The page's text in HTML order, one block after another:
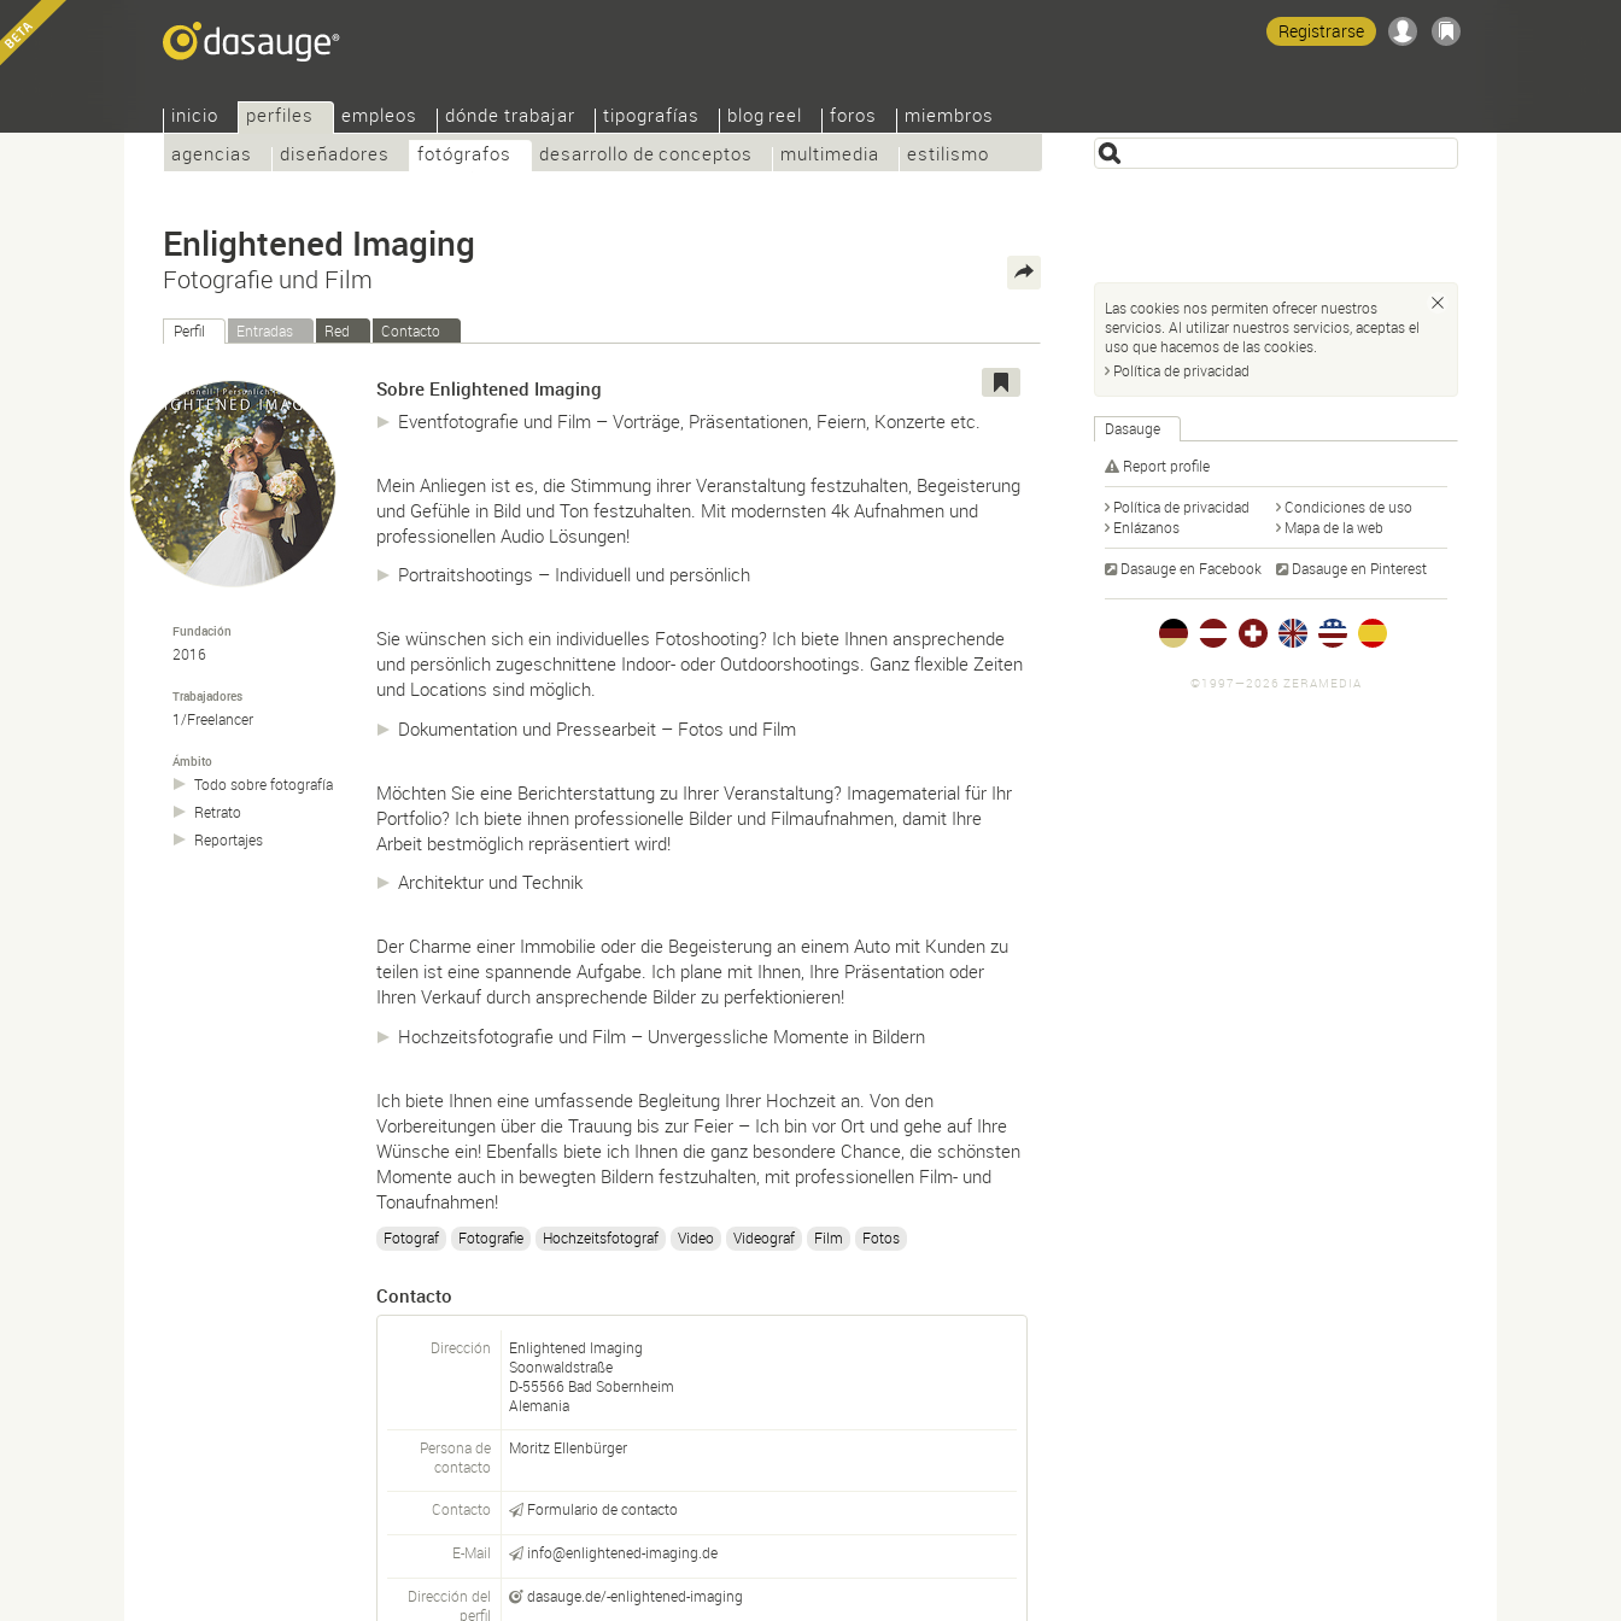
inicio
perfiles
agencias
diseñadores fotógrafos desarrollo de conceptos multimedia estilismo
empleos dónde trabajar tipografías blog reel foros miembros
Registrarse
Enlightened Imaging
Fotografie und Film
Perfil Entradas Red Contacto
Fundación
2016
Trabajadores
1/Freelancer
Ámbito
Todo sobre fotografía
Retrato
Reportajes
Sobre Enlightened Imaging
Eventfotografie und Film – Vorträge, Präsentationen, Feiern, Konzerte etc.
Mein Anliegen ist es, die Stimmung ihrer Veranstaltung festzuhalten, Begeisterung
und Gefühle in Bild und Ton festzuhalten. Mit modernsten 4k Aufnahmen und
professionellen Audio Lösungen!
Portraitshootings – Individuell und persönlich
Sie wünschen sich ein individuelles Fotoshooting? Ich biete Ihnen ansprechende
und persönlich zugeschnittene Indoor- oder Outdoorshootings. Ganz flexible Zeiten
und Locations sind möglich.
Dokumentation und Pressearbeit – Fotos und Film
Möchten Sie eine Berichterstattung zu Ihrer Veranstaltung? Imagematerial für Ihr
Portfolio? Ich biete ihnen professionelle Bilder und Filmaufnahmen, damit Ihre
Arbeit bestmöglich repräsentiert wird!
Architektur und Technik
Der Charme einer Immobilie oder die Begeisterung an einem Auto mit Kunden zu
teilen ist eine spannende Aufgabe. Ich plane mit Ihnen, Ihre Präsentation oder
Ihren Verkauf durch ansprechende Bilder zu perfektionieren!
Hochzeitsfotografie und Film – Unvergessliche Momente in Bildern
Ich biete Ihnen eine umfassende Begleitung Ihrer Hochzeit an. Von den
Vorbereitungen über die Trauung bis zur Feier – Ich bin vor Ort und gehe auf Ihre
Wünsche ein! Ebenfalls biete ich Ihnen die ganz besondere Chance, die schönsten
Momente auch in bewegten Bildern festzuhalten, mit professionellen Film- und
Tonaufnahmen!
Fotograf Fotografie Hochzeitsfotograf Video Videograf Film Fotos
Contacto
Dirección
Enlightened Imaging
Soonwaldstraße
D-55566 Bad Sobernheim
Alemania
Persona de
contacto
Moritz Ellenbürger
Contacto Formulario de contacto
E-Mail info@enlightened-imaging.de
Dirección del
perfil
dasauge.de/-enlightened-imaging
Las cookies nos permiten ofrecer nuestros
servicios. Al utilizar nuestros servicios, aceptas el
uso que hacemos de las cookies.
Política de privacidad
Dasauge
Report profile
Política de privacidad
Condiciones de uso
Enlázanos
Mapa de la web
Dasauge en Facebook Dasauge en Pinterest
©1997—2026 ZERAMEDIA